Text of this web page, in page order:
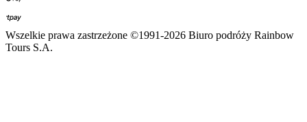
Wszelkie prawa zastrzeżone ©1991-2026 Biuro podróży Rainbow
Tours S.A.